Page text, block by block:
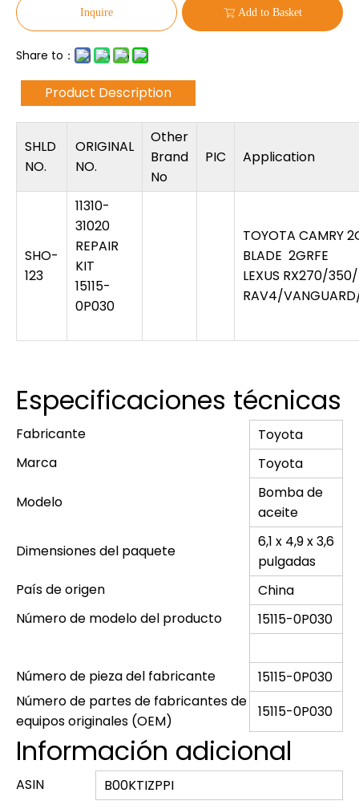
Inquire Add to Basket
Share to：
Product Description
SHLD
NO.
ORIGINAL
NO.
Other
Brand
No
PIC Application
SHO-
123
11310-
31020
REPAIR
KIT
15115-
0P030
TOYOTA CAMRY
BLADE 2GRFE
LEXUS RX270/
RAV4/
Especificaciones técnicas
Fabricante
‎Toyota
Marca
‎Toyota
Modelo
‎Bomba de
aceite
Dimensiones del paquete
‎6,1 x 4,9 x 3,6
pulgadas
País de origen
‎China
Número de modelo del producto
‎15115-0P030
Número de pieza del fabricante
‎15115-0P030
Número de partes de fabricantes de
equipos originales (OEM)
‎15115-0P030
Información adicional
ASIN B00KTIZPPI